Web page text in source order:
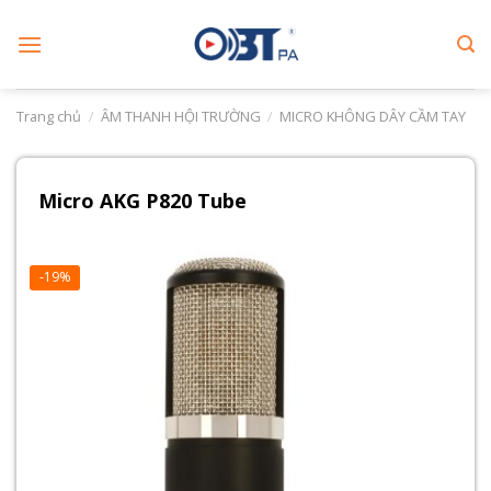
Trang chủ / ÂM THANH HỘI TRƯỜNG / MICRO KHÔNG DÂY CẦM TAY
Micro AKG P820 Tube
-19%